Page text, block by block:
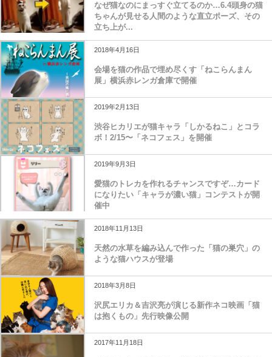
なぜ猫なのにまっすぐ立てるのか…6.4頭身の猫
ちゃんが見せる人間のような直立ポーズ、その
立ち上が...
2018年4月16日
会場を猫の作品で埋め尽くす「ねこらんまん
展」横浜赤レンガ倉庫で開催
2019年2月13日
渋谷ヒカリエが猫キャラ「しかるねこ」とコラ
ボ！2/15〜「ネコフェス」を開催
2019年9月3日
愛猫のトレカを作れるチャンスですぞ…カード
になりたい「キャラが濃い猫」コンテストが開
催中
2018年11月13日
天然の水草を編み込んで作った「猫の巣穴」の
ような猫ハウスが登場
2018年3月8日
沢尻エリカ＆吉沢亮が演じる新作ネコ映画「猫
は抱くもの」先行映像公開
2017年11月18日